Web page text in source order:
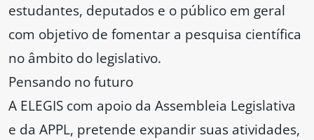
estudantes, deputados e o público em geral
com objetivo de fomentar a pesquisa científica
no âmbito do legislativo.
Pensando no futuro
A ELEGIS com apoio da Assembleia Legislativa
e da APPL, pretende expandir suas atividades,